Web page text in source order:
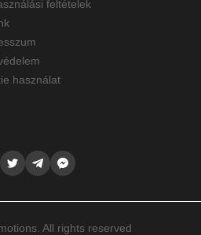
feltételek
használat
All rights reserved